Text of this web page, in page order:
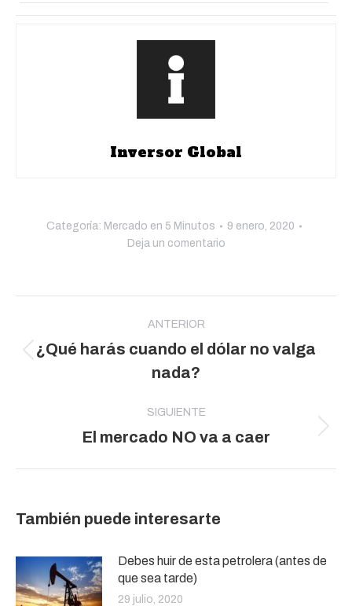
Inversor Global
Categoría: Mercado en 5 Minutos
9 enero, 2020
Deja un comentario
publicaciones
ANTERIOR
Publicación
anterior:
¿Qué harás cuando el dólar no valga
nada?
SIGUIENTE
Publicación
El mercado NO va a caer
También puede interesarte
Debes huir de esta petrolera (antes de
que sea tarde)
29 julio, 2020